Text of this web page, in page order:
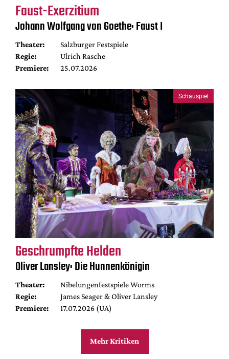
Faust-Exerzitium
Johann Wolfgang von Goethe: Faust I
Theater:
Salzburger Festspiele
Regie:
Ulrich Rasche
Premiere:
25.07.2026
Schauspiel
Geschrumpfte Helden
Oliver Lansley: Die Hunnenkönigin
Theater:
Nibelungenfestspiele Worms
Regie:
James Seager & Oliver Lansley
Premiere:
17.07.2026 (UA)
Mehr Kritiken